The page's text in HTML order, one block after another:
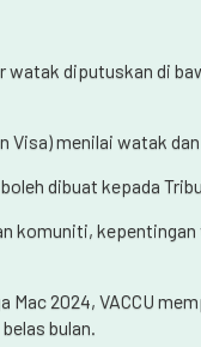
diputuskan di
Visa) menilai watak
dibuat kepada
komuniti,
2024, VACCU
bulan.